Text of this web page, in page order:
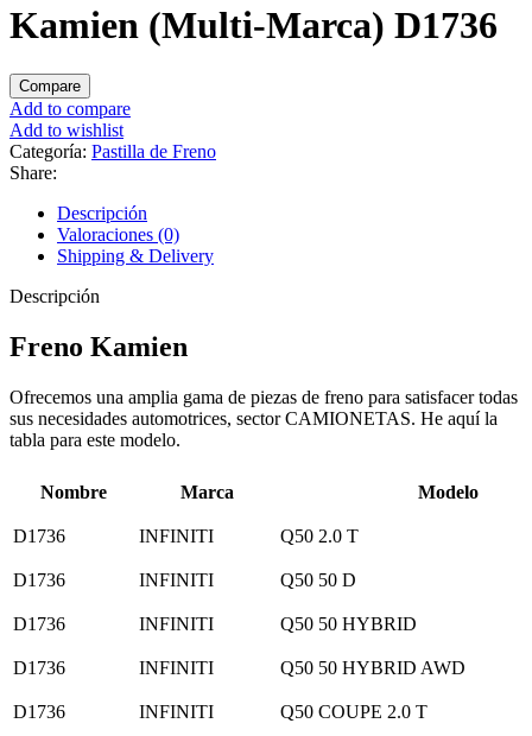
Kamien (Multi-Marca) D1736
Compare
Add to compare
Add to wishlist
Categoría: Pastilla de Freno
Share:
Descripción
Valoraciones (0)
Shipping & Delivery
Descripción
Freno Kamien
Ofrecemos una amplia gama de piezas de freno para satisfacer todas
sus necesidades automotrices, sector CAMIONETAS. He aquí la
tabla para este modelo.
Nombre Marca Modelo
D1736 INFINITI Q50 2.0 T
D1736 INFINITI Q50 50 D
D1736 INFINITI Q50 50 HYBRID
D1736 INFINITI Q50 50 HYBRID AWD
D1736 INFINITI Q50 COUPE 2.0 T